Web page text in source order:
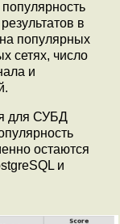
в
популярных
сетях, число
и
для СУБД
остаются
и